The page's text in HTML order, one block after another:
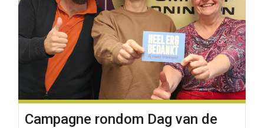
Campagne rondom Dag van de